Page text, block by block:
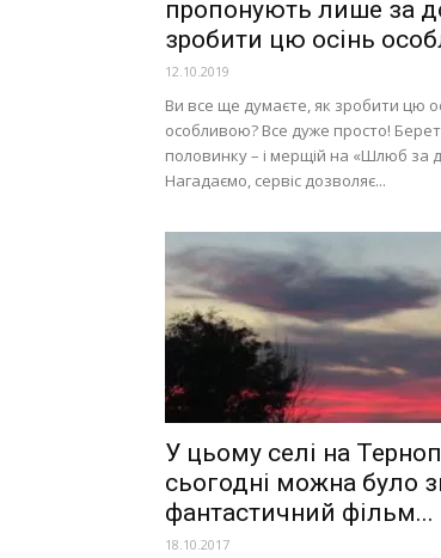
пропонують лише за
зробити цю осінь
12.10.2019
Ви все ще думаєте, як зробити цю
особливою? Все дуже просто!
половинку – і мерщій на «Шлюб за
Нагадаємо, сервіс дозволяє...
У цьому селі на
сьогодні можна було
фантастичний фільм...
18.10.2017